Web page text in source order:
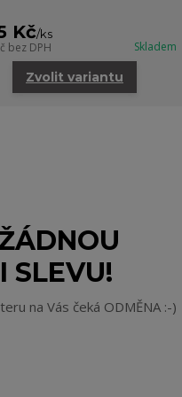
Kč/ks
bez DPH Skladem
Zvolit variantu
SLEVU!
na Vás čeká ODMĚNA :-)